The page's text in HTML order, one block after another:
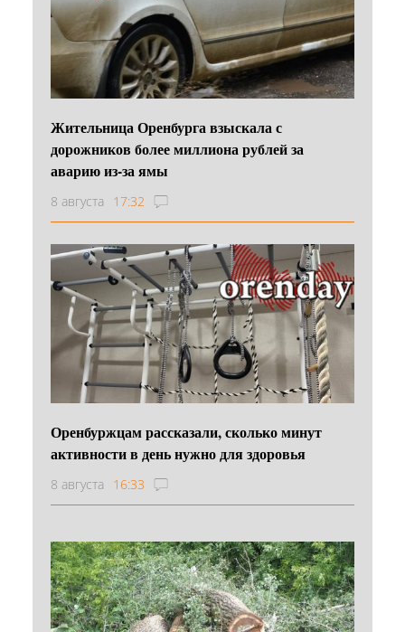
Жительница Оренбурга взыскала с
дорожников более миллиона рублей за
аварию из-за ямы
8 августа 17:32
Оренбуржцам рассказали, сколько минут
активности в день нужно для здоровья
8 августа 16:33